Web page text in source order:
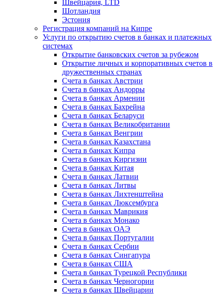
Швейцария, LTD
Шотландия
Эстония
Регистрация компаний на Кипре
Услуги по открытию счетов в банках и платежных
системах
Открытие банковских счетов за рубежом
Открытие личных и корпоративных счетов в
дружественных странах
Счета в банках Австрии
Счета в банках Андорры
Счета в банках Армении
Счета в банках Бахрейна
Счета в банках Беларуси
Счета в банках Великобритании
Счета в банках Венгрии
Счета в банках Казахстана
Счета в банках Кипра
Счета в банках Киргизии
Счета в банках Китая
Счета в банках Латвии
Счета в банках Литвы
Счета в банках Лихтенштейна
Счета в банках Люксембурга
Счета в банках Маврикия
Счета в банках Монако
Счета в банках ОАЭ
Счета в банках Португалии
Счета в банках Сербии
Счета в банках Сингапура
Счета в банках США
Счета в банках Турецкой Республики
Счета в банках Черногории
Счета в банках Швейцарии